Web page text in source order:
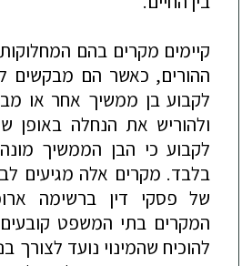
קיימים מקרים בהם
ההורים, כאשר הם מבקשים
לקבוע בן ממשיך אחר או
ולהוריש את הנחלה באופן
לקבוע כי הבן הממשיך
בלבד. מקרים אלה מגיעים
של פסקי דין ברשימה
המקרים בתי המשפט
להוכיח שהמינוי נועד לצורך